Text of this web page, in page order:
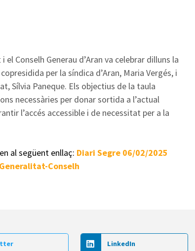
Conselh Generau d’Aran va celebrar dilluns la
per la síndica d’Aran, Maria Vergés, i
Sílvia Paneque. Els objectius de la taula
necessàries per donar sortida a l’actual
l’accés accessible i de necessitat per a la
al següent enllaç: Diari Segre 06/02/2025
Conselh
LinkedIn